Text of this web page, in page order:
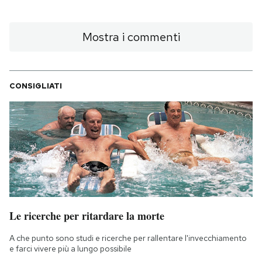
Mostra i commenti
CONSIGLIATI
Le ricerche per ritardare la morte
A che punto sono studi e ricerche per rallentare l'invecchiamento
e farci vivere più a lungo possibile